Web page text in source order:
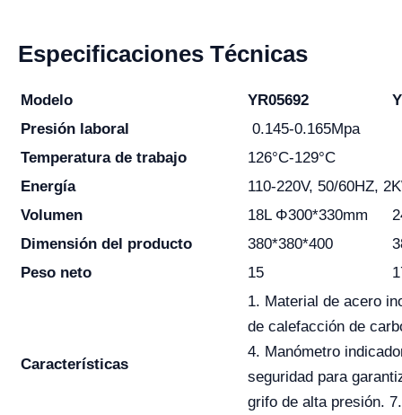
Especificaciones Técnicas
Modelo YR05692
Presión laboral
0.145-0.165Mpa
Temperatura de trabajo
126°C-129°C
Energía
110-220V, 50/60HZ,
Volumen
18L Φ300*330mm
Dimensión del producto
380*380*400
Peso neto
15
Características
1. Material de acero
de calefacción de
4. Manómetro
seguridad para
grifo de alta presión.